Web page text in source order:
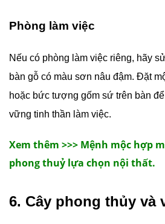
Phòng làm việc
Nếu có phòng làm việc riêng, hãy
bàn gỗ có màu sơn nâu đậm. Đặt
hoặc bức tượng gốm sứ trên bàn
vững tinh thần làm việc.
Xem thêm >>> Mệnh mộc hợp
phong thuỷ lựa chọn nội thất.
6. Cây phong thủy và